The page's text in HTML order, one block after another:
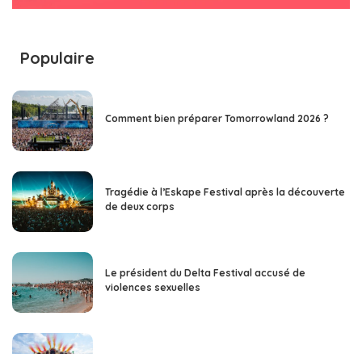
Populaire
Comment bien préparer Tomorrowland 2026 ?
Tragédie à l’Eskape Festival après la découverte
de deux corps
Le président du Delta Festival accusé de
violences sexuelles